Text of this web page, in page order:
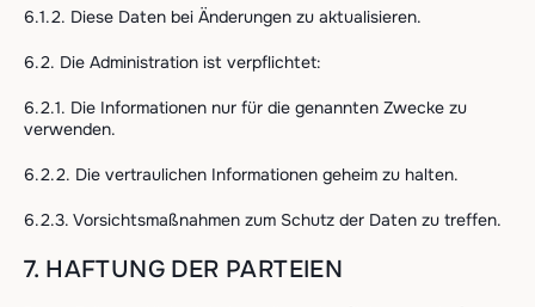
6.1.2. Diese Daten bei Änderungen zu aktualisieren.
6.2. Die Administration ist verpflichtet:
6.2.1. Die Informationen nur für die genannten Zwecke zu
verwenden.
6.2.2. Die vertraulichen Informationen geheim zu halten.
6.2.3. Vorsichtsmaßnahmen zum Schutz der Daten zu treffen.
7. HAFTUNG DER PARTEIEN